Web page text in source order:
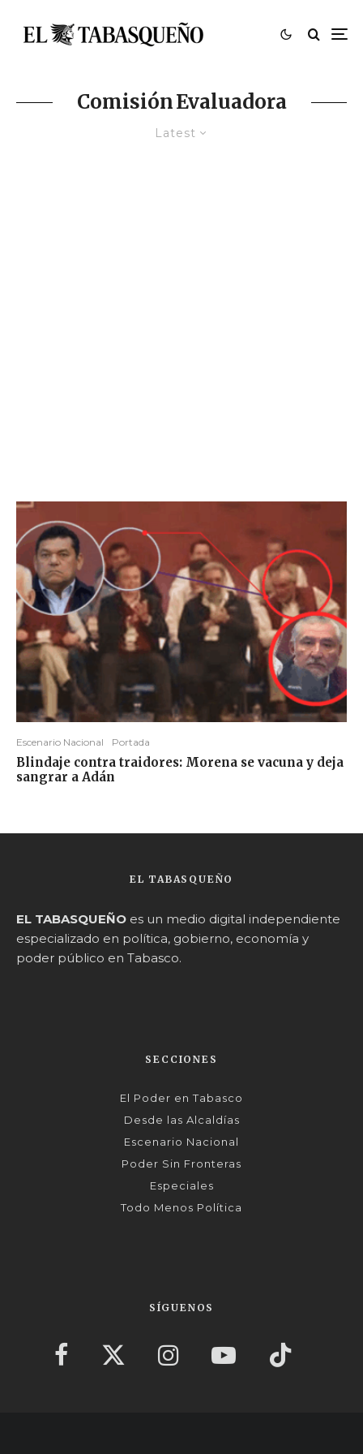
Comisión Evaluadora
Latest
Escenario Nacional Portada
Blindaje contra traidores: Morena se vacuna y deja
sangrar a Adán
EL TABASQUEÑO
EL TABASQUEÑO es un medio digital independiente
especializado en política, gobierno, economía y
poder público en Tabasco.
SECCIONES
El Poder en Tabasco
Desde las Alcaldías
Escenario Nacional
Poder Sin Fronteras
Especiales
Todo Menos Política
SÍGUENOS